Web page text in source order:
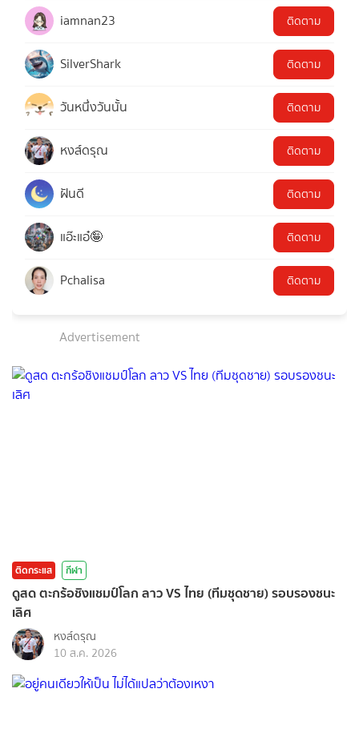
iamnan23 ติดตาม
SilverShark ติดตาม
วันหนึ่งวันนั้น ติดตาม
หงส์ดรุณ ติดตาม
ฝันดี ติดตาม
แอ๊ะแอ๋🤪 ติดตาม
Pchalisa ติดตาม
Advertisement
ติดกระแส กีฬา
ดูสด ตะกร้อชิงแชมป์โลก ลาว VS ไทย (ทีมชุดชาย) รอบรองชนะ
เลิศ
หงส์ดรุณ
10 ส.ค. 2026